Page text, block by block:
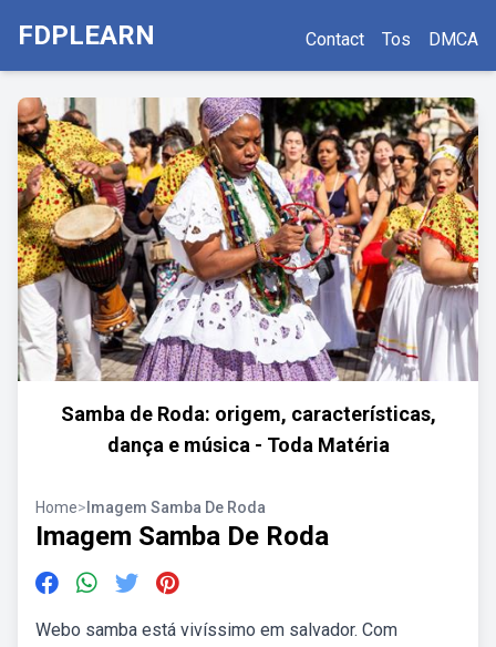
FDPLEARN Contact Tos DMCA
Samba de Roda: origem, características,
dança e música - Toda Matéria
Home> Imagem Samba De Roda
Imagem Samba De Roda
Webo samba está vivíssimo em salvador. Com